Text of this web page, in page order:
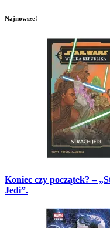
Najnowsze!
Koniec czy początek? –
Jedi”.